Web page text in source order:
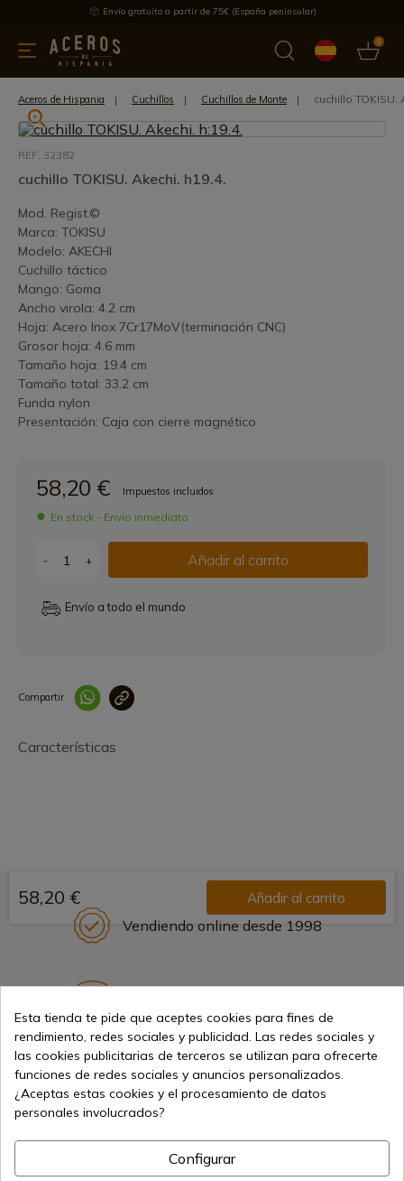
Envío gratuito a partir de 75€ (España peninsular)
0
menaje Ofertas Ultimas novedades Los más vendidos
Aceros de Hispania Cuchillos Cuchillos de Monte cuchillo TOKISU.
REF: 32382
cuchillo TOKISU. Akechi. h19.4.
Mod. Regist.©
Marca: TOKISU
Modelo: AKECHI
Cuchillo táctico
Mango: Goma
Ancho virola: 4.2 cm
Hoja: Acero Inox 7Cr17MoV(terminación CNC)
Grosor hoja: 4.6 mm
Tamaño hoja: 19.4 cm
Tamaño total: 33.2 cm
Funda nylon
Presentación: Caja con cierre magnético
58,20 € Impuestos incluidos
En stock - Envío inmediato
- + Añadir al carrito
Envío a todo el mundo
Compartir
Características
58,20 € Añadir al carrito
Vendiendo online desde 1998
Envíos internacionales
Esta tienda te pide que aceptes cookies para fines de
rendimiento, redes sociales y publicidad. Las redes sociales y
las cookies publicitarias de terceros se utilizan para ofrecerte
funciones de redes sociales y anuncios personalizados.
¿Aceptas estas cookies y el procesamiento de datos
personales involucrados?
Configurar